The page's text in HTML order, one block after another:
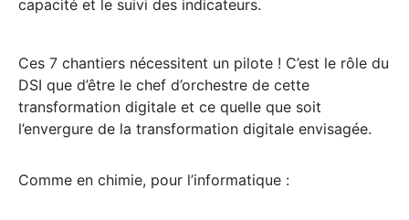
capacité et le suivi des indicateurs.
Ces 7 chantiers nécessitent un pilote ! C’est le rôle du
DSI que d’être le chef d’orchestre de cette
transformation digitale et ce quelle que soit
l’envergure de la transformation digitale envisagée.
Comme en chimie, pour l’informatique :